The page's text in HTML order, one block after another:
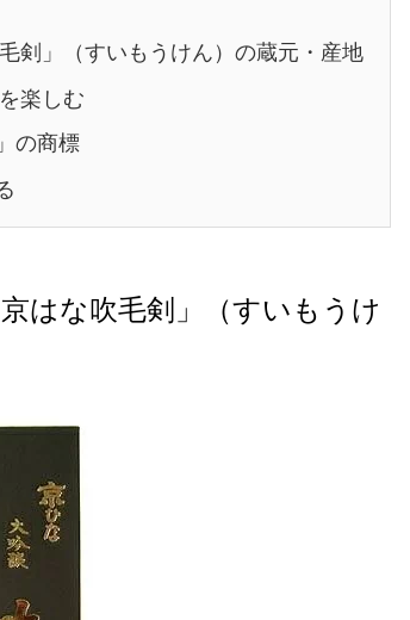
剣」（すいもうけん）の蔵元・産地
楽しむ
の商標
はな吹毛剣」（すいもうけ